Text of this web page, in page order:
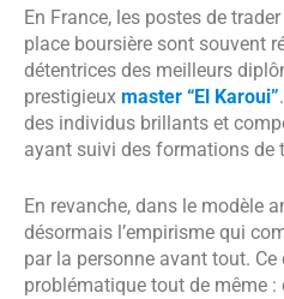
En France, les postes de
place boursière sont souvent
détentrices des meilleurs
prestigieux master “El Karoui”
des individus brillants et
ayant suivi des formations de
En revanche, dans le modèle
désormais l’empirisme qui
par la personne avant tout.
problématique tout de même